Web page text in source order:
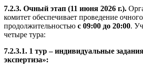
7.2.3. Очный этап (11 июня 2026 г.).
комитет обеспечивает проведение
продолжительностью с 09:00 до 20:00.
четыре тура:
7.2.3.1. 1 тур – индивидуальные
экспертиза»: